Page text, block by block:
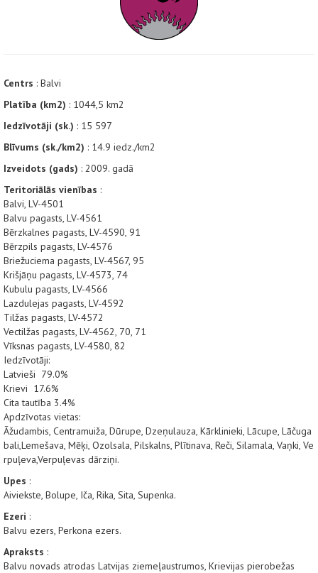
Centrs : Balvi
Platība (km2) : 1044,5 km2
Iedzīvotāji (sk.) : 15 597
Blīvums (sk./km2) : 14.9 iedz./km2
Izveidots (gads) : 2009. gadā
Teritoriālās vienības :
Balvi, LV-4501
Balvu pagasts, LV-4561
Bērzkalnes pagasts, LV-4590, 91
Bērzpils pagasts, LV-4576
Briežuciema pagasts, LV-4567, 95
Krišjāņu pagasts, LV-4573, 74
Kubulu pagasts, LV-4566
Lazdulejas pagasts, LV-4592
Tilžas pagasts, LV-4572
Vectilžas pagasts, LV-4562, 70, 71
Vīksnas pagasts, LV-4580, 82
Iedzīvotāji:
Latvieši 79.0%
Krievi 17.6%
Cita tautība 3.4%
Apdzīvotas vietas:
Āžudambis, Centramuiža, Dūrupe, Dzeņulauza, Kārklinieki, Lācupe, Lāčuga
bali,Lemešava, Mēķi, Ozolsala, Pilskalns, Plītinava, Reči, Silamala, Vaņki, Ve
rpuļeva,Verpuļevas dārziņi.
Upes :
Aiviekste, Bolupe, Iča, Rika, Sita, Supenka.
Ezeri :
Balvu ezers, Perkona ezers.
Apraksts :
Balvu novads atrodas Latvijas ziemeļaustrumos, Krievijas pierobežas